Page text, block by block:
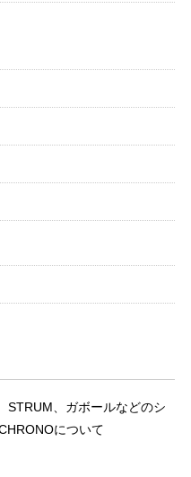
STRUM、ガボールなどのシ
について